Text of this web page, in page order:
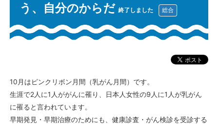
う、自分のからだ 終了しました 総合
10月はピンクリボン月間（乳がん月間）です。
生涯で2人に1人ががんに罹り、日本人女性の9人に1人が乳がん
に罹ると言われています。
早期発見・早期治療のためにも、健康診査・がん検診を受診する